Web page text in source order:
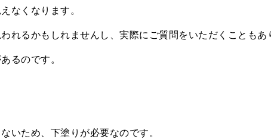
なくなります。
れるかもしれませんし、実際にご質問をいただくこともあ
るのです。
いため、下塗りが必要なのです。